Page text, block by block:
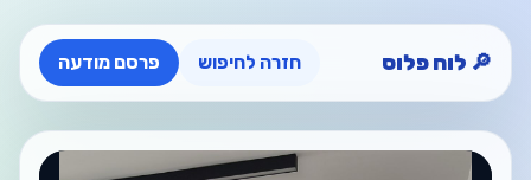
🔎 לוח פלוס חזרה לחיפוש פרסם מודעה